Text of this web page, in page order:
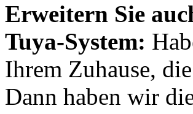
Erweitern Sie
Tuya-System:
Ihrem Zuhause,
Dann haben wir